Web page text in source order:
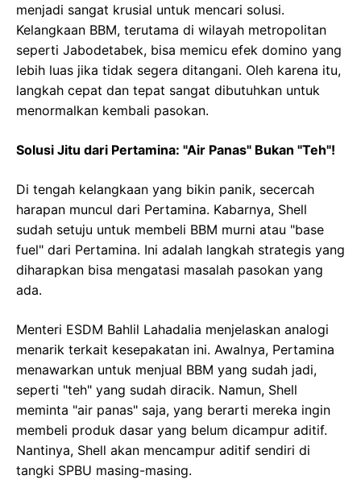
menjadi sangat krusial untuk mencari solusi.
Kelangkaan BBM, terutama di wilayah metropolitan
seperti Jabodetabek, bisa memicu efek domino yang
lebih luas jika tidak segera ditangani. Oleh karena itu,
langkah cepat dan tepat sangat dibutuhkan untuk
menormalkan kembali pasokan.
Solusi Jitu dari Pertamina: "Air Panas" Bukan "Teh"!
Di tengah kelangkaan yang bikin panik, secercah
harapan muncul dari Pertamina. Kabarnya, Shell
sudah setuju untuk membeli BBM murni atau "base
fuel" dari Pertamina. Ini adalah langkah strategis yang
diharapkan bisa mengatasi masalah pasokan yang
ada.
Menteri ESDM Bahlil Lahadalia menjelaskan analogi
menarik terkait kesepakatan ini. Awalnya, Pertamina
menawarkan untuk menjual BBM yang sudah jadi,
seperti "teh" yang sudah diracik. Namun, Shell
meminta "air panas" saja, yang berarti mereka ingin
membeli produk dasar yang belum dicampur aditif.
Nantinya, Shell akan mencampur aditif sendiri di
tangki SPBU masing-masing.